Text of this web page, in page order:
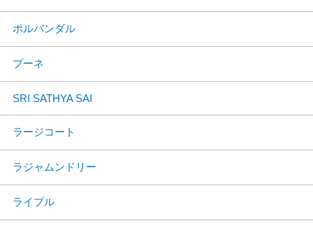
ポルバンダル
プーネ
SRI SATHYA SAI
ラージコート
ラジャムンドリー
ライプル